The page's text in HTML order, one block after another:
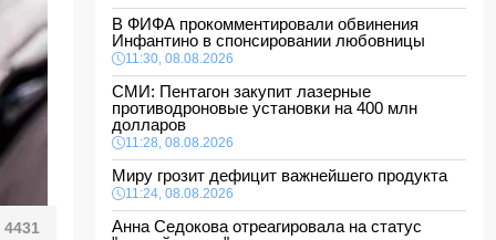
4431
В ФИФА прокомментировали обвинения
Инфантино в спонсировании любовницы
11:30, 08.08.2026
СМИ: Пентагон закупит лазерные
противодроновые установки на 400 млн
долларов
11:28, 08.08.2026
Миру грозит дефицит важнейшего продукта
11:24, 08.08.2026
Анна Седокова отреагировала на статус